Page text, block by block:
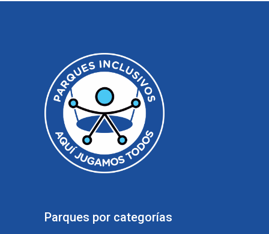
Parques por categorías